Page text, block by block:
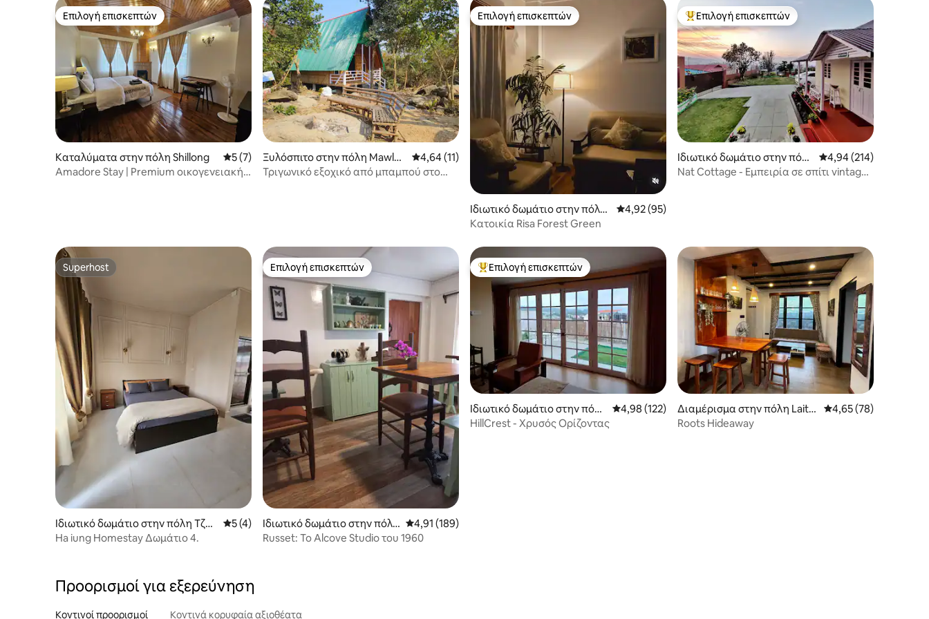
Επιλογή επισκεπτών
Επιλογή επισκεπτών
Καταλύματα στην πόλη Shillong Μέση βαθμολογία: 5 στα 5, 7 κριτικές
5 (7)
Amadore Stay | Premium οικογενειακή
Ξυλόσπιτο στην πόλη Mawlyn
nong
Μέση βαθμολογία: 4,64 στα 5, 11 κριτικές
4,64 (11)
Τριγωνικό εξοχικό από μπαμπού στο
Επιλογή επισκεπτών
Επιλογή επισκεπτών
Ιδιωτικό δωμάτιο στην πόλη
Shillong
Μέση βαθμολογία: 4,92 στα 5, 95 κριτικές
4,92 (95)
Κατοικία Risa Forest Green
Κορυφαία επιλογή επισκεπτών
Επιλογή επισκεπτών
Ιδιωτικό δωμάτιο στην πόλ
η Shillong
Μέση βαθμολογία:
4,94 (214)
Nat Cottage - Εμπειρία σε σπίτι vintage |
Superhost
Superhost
Ιδιωτικό δωμάτιο στην πόλη Τζοβ
άι
Μέση βαθμολογία: 5 στα 5, 4 κριτικές
5 (4)
Ha iung Homestay Δωμάτιο 4.
Επιλογή επισκεπτών
Επιλογή επισκεπτών
Ιδιωτικό δωμάτιο στην πόλη
Shillong
Μέση βαθμολογία: 4,91 στα 5, 189 κριτικές
4,91 (189)
Russet: Το Alcove Studio του 1960
Κορυφαία επιλογή επισκεπτών
Επιλογή επισκεπτών
Ιδιωτικό δωμάτιο στην πόλη
Shillong
Μέση βαθμολογία: 4,98 στα 5, 122 κριτικές
4,98 (122)
HillCrest - Χρυσός Ορίζοντας
Διαμέρισμα στην πόλη Laitk
ynsew
Μέση βαθμολογία:
4,65 (78)
Roots Hideaway
Προορισμοί για εξερεύνηση
Κοντινοί προορισμοί Κοντινά κορυφαία αξιοθέατα